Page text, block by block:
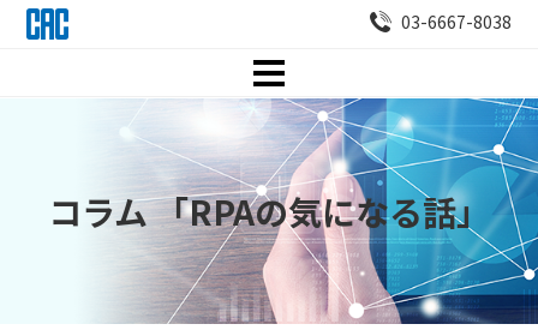
03-6667-8038
コラム 「RPAの気になる話」